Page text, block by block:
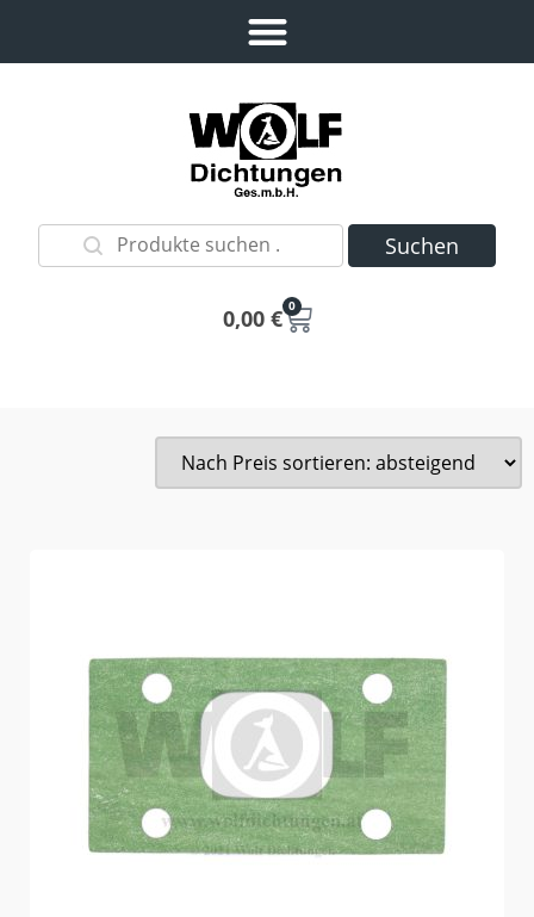
Suchen
0,00 € 0